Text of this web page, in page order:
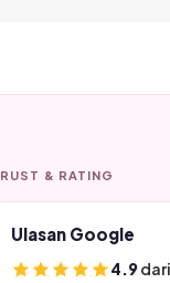
& RATING
Ulasan Google
4.9